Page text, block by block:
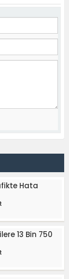
Hata
13 Bin 750